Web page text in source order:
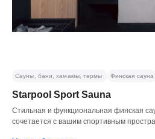
Starpool Sport Sauna
Стильная и функциональная финская
сочетается с вашим спортивным
Сауны, бани, хамамы, термы Финская сауна